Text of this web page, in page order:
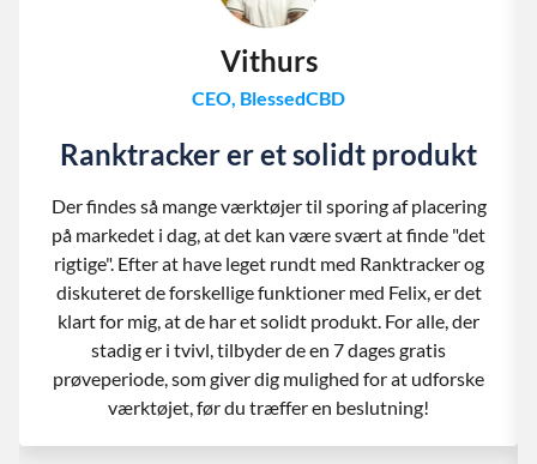
Vithurs
CEO, BlessedCBD
Ranktracker er et solidt produkt
Der findes så mange værktøjer til sporing af placering
på markedet i dag, at det kan være svært at finde "det
rigtige". Efter at have leget rundt med Ranktracker og
diskuteret de forskellige funktioner med Felix, er det
klart for mig, at de har et solidt produkt. For alle, der
stadig er i tvivl, tilbyder de en 7 dages gratis
prøveperiode, som giver dig mulighed for at udforske
værktøjet, før du træffer en beslutning!